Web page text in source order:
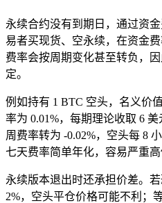
永续合约没有到期日，通过资
易者买现货、空永续，在资金
费率会按周期变化甚至转负，
定。
例如持有 1 BTC 空头，名义价
率为 0.01%，每期理论收取 6
周费率转为 -0.02%，空头每 8
七天费率简单年化，容易严重高
永续版本退出时还承担价差。
2%，空头平仓价格可能不利；